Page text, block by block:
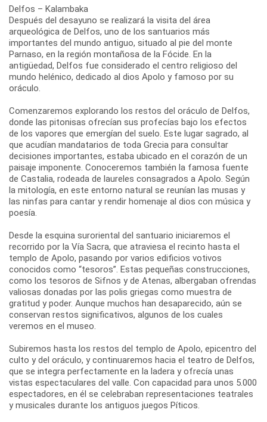
Delfos – Kalambaka
Después del desayuno se realizará la visita del área
arqueológica de Delfos, uno de los santuarios más
importantes del mundo antiguo, situado al pie del monte
Parnaso, en la región montañosa de la Fócide. En la
antigüedad, Delfos fue considerado el centro religioso del
mundo helénico, dedicado al dios Apolo y famoso por su
oráculo.
Comenzaremos explorando los restos del oráculo de Delfos,
donde las pitonisas ofrecían sus profecías bajo los efectos
de los vapores que emergían del suelo. Este lugar sagrado, al
que acudían mandatarios de toda Grecia para consultar
decisiones importantes, estaba ubicado en el corazón de un
paisaje imponente. Conoceremos también la famosa fuente
de Castalia, rodeada de laureles consagrados a Apolo. Según
la mitología, en este entorno natural se reunían las musas y
las ninfas para cantar y rendir homenaje al dios con música y
poesía.
Desde la esquina suroriental del santuario iniciaremos el
recorrido por la Vía Sacra, que atraviesa el recinto hasta el
templo de Apolo, pasando por varios edificios votivos
conocidos como “tesoros”. Estas pequeñas construcciones,
como los tesoros de Sifnos y de Atenas, albergaban ofrendas
valiosas donadas por las polis griegas como muestra de
gratitud y poder. Aunque muchos han desaparecido, aún se
conservan restos significativos, algunos de los cuales
veremos en el museo.
Subiremos hasta los restos del templo de Apolo, epicentro del
culto y del oráculo, y continuaremos hacia el teatro de Delfos,
que se integra perfectamente en la ladera y ofrecía unas
vistas espectaculares del valle. Con capacidad para unos 5.000
espectadores, en él se celebraban representaciones teatrales
y musicales durante los antiguos juegos Píticos.